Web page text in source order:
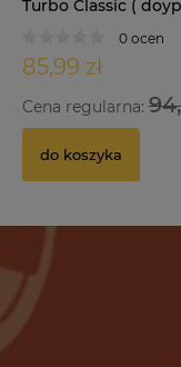
Turbo Classic (
0 ocen
85,99 zł
Cena regularna:
do koszyka